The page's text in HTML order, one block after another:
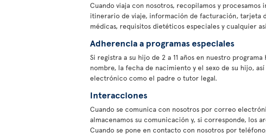
Cuando viaja con nosotros, recopilamos y
itinerario de viaje, información de facturación, tarjeta
médicas, requisitos dietéticos especiales y cualquier
Adherencia a programas especiales
Si registra a su hijo de 2 a 11 años en nuestro
nombre, la fecha de nacimiento y el sexo de su hijo,
electrónico como el padre o tutor legal.
Interacciones
Cuando se comunica con nosotros por correo
almacenamos su comunicación y, si corresponde, los
Cuando se pone en contacto con nosotros por